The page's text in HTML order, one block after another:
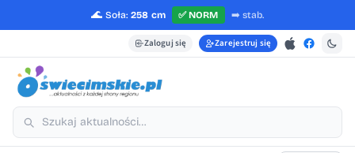
🌊 Soła: 258 cm ✅NORM ➡️ stab.
Zaloguj się Zarejestruj się